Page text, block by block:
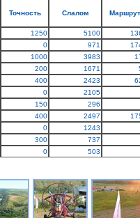
Точность Слалом Маршрут
1250 5100
0 971
1000 3983
200 1671
400 2423
0
2105
150
296
400 2497
0
1243
300
737
0 503